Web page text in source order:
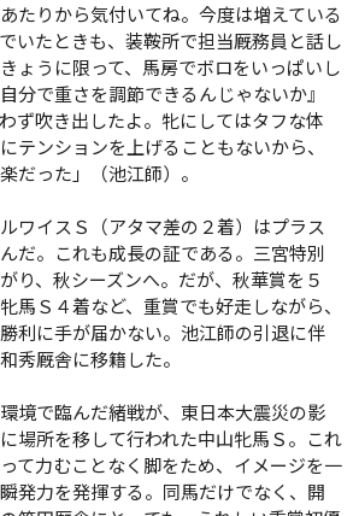
あたりから気付いてね。今度は増えている
いたときも、装鞍所で担当厩務員と話し
ょうに限って、馬房でボロをいっぱいし
分で重さを調節できるんじゃないか』
ず吹き出したよ。牝にしてはタフな体
テンションを上げることもないから、
だった」（池江師）。
ワイスＳ（アタマ差の２着）はプラス
だ。これも成長の証である。三宮特別
り、秋シーズンへ。だが、秋華賞を５
馬Ｓ４着など、重賞でも好走しながら、
利に手が届かない。池江師の引退に伴
秀厩舎に移籍した。
境で臨んだ緒戦が、東日本大震災の影
場所を移して行われた中山牝馬Ｓ。これ
て力むことなく脚をため、イメージを一
発力を発揮する。同馬だけでなく、開